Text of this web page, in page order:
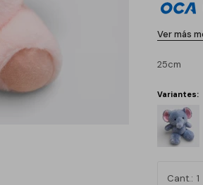
Ver más
25cm
Variantes:
1